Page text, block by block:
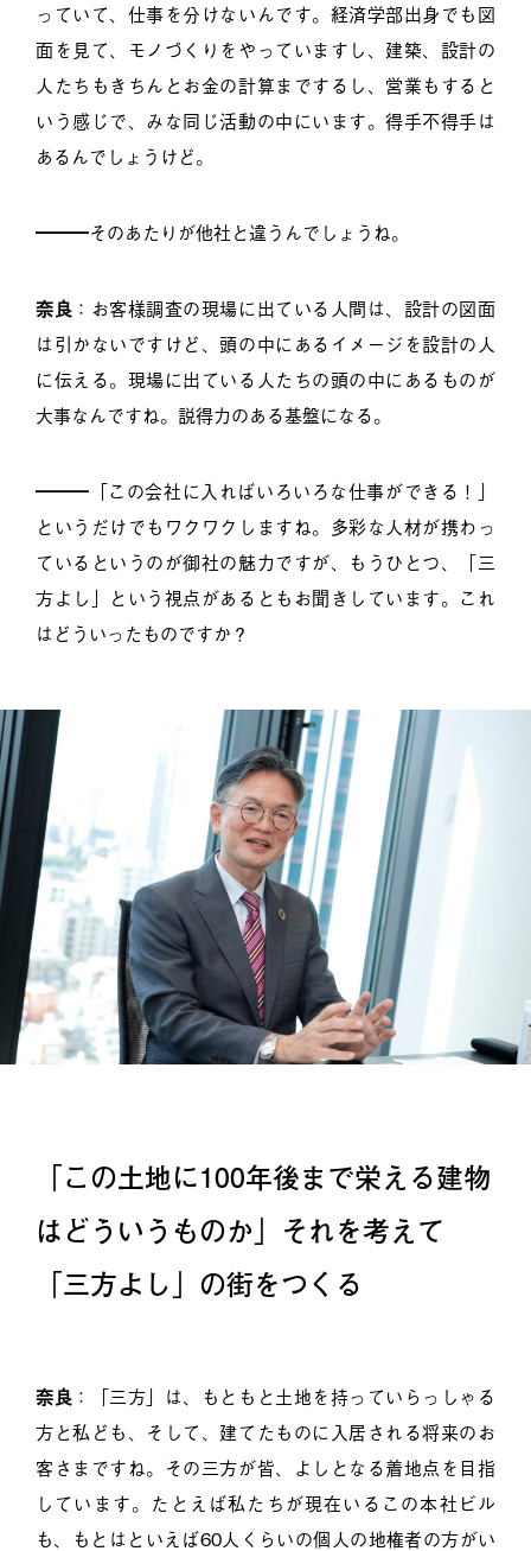
っていて、仕事を分けないんです。経済学部出身でも図
面を見て、モノづくりをやっていますし、建築、設計の
人たちもきちんとお金の計算までするし、営業もすると
いう感じで、みな同じ活動の中にいます。得手不得手は
あるんでしょうけど。
━━━そのあたりが他社と違うんでしょうね。
奈良 ：お客様調査の現場に出ている人間は、設計の図面
は引かないですけど、頭の中にあるイメージを設計の人
に伝える。現場に出ている人たちの頭の中にあるものが
大事なんですね。説得力のある基盤になる。
━━━「この会社に入ればいろいろな仕事ができる！」
というだけでもワクワクしますね。多彩な人材が携わっ
ているというのが御社の魅力ですが、もうひとつ、「三
方よし」という視点があるともお聞きしています。これ
はどういったものですか？
「この土地に100年後まで栄える建物
はどういうものか」それを考えて
「三方よし」の街をつくる
奈良 ：「三方」は、もともと土地を持っていらっしゃる
方と私ども、そして、建てたものに入居される将来のお
客さまですね。その三方が皆、よしとなる着地点を目指
しています。たとえば私たちが現在いるこの本社ビル
も、もとはといえば60人くらいの個人の地権者の方がい